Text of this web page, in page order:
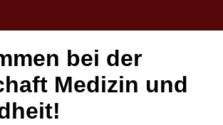
bei der
Medizin und